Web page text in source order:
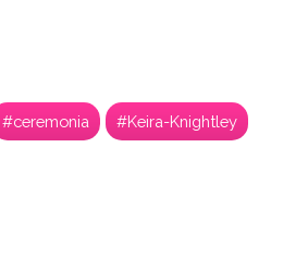
#ceremonia #Keira-Knightley